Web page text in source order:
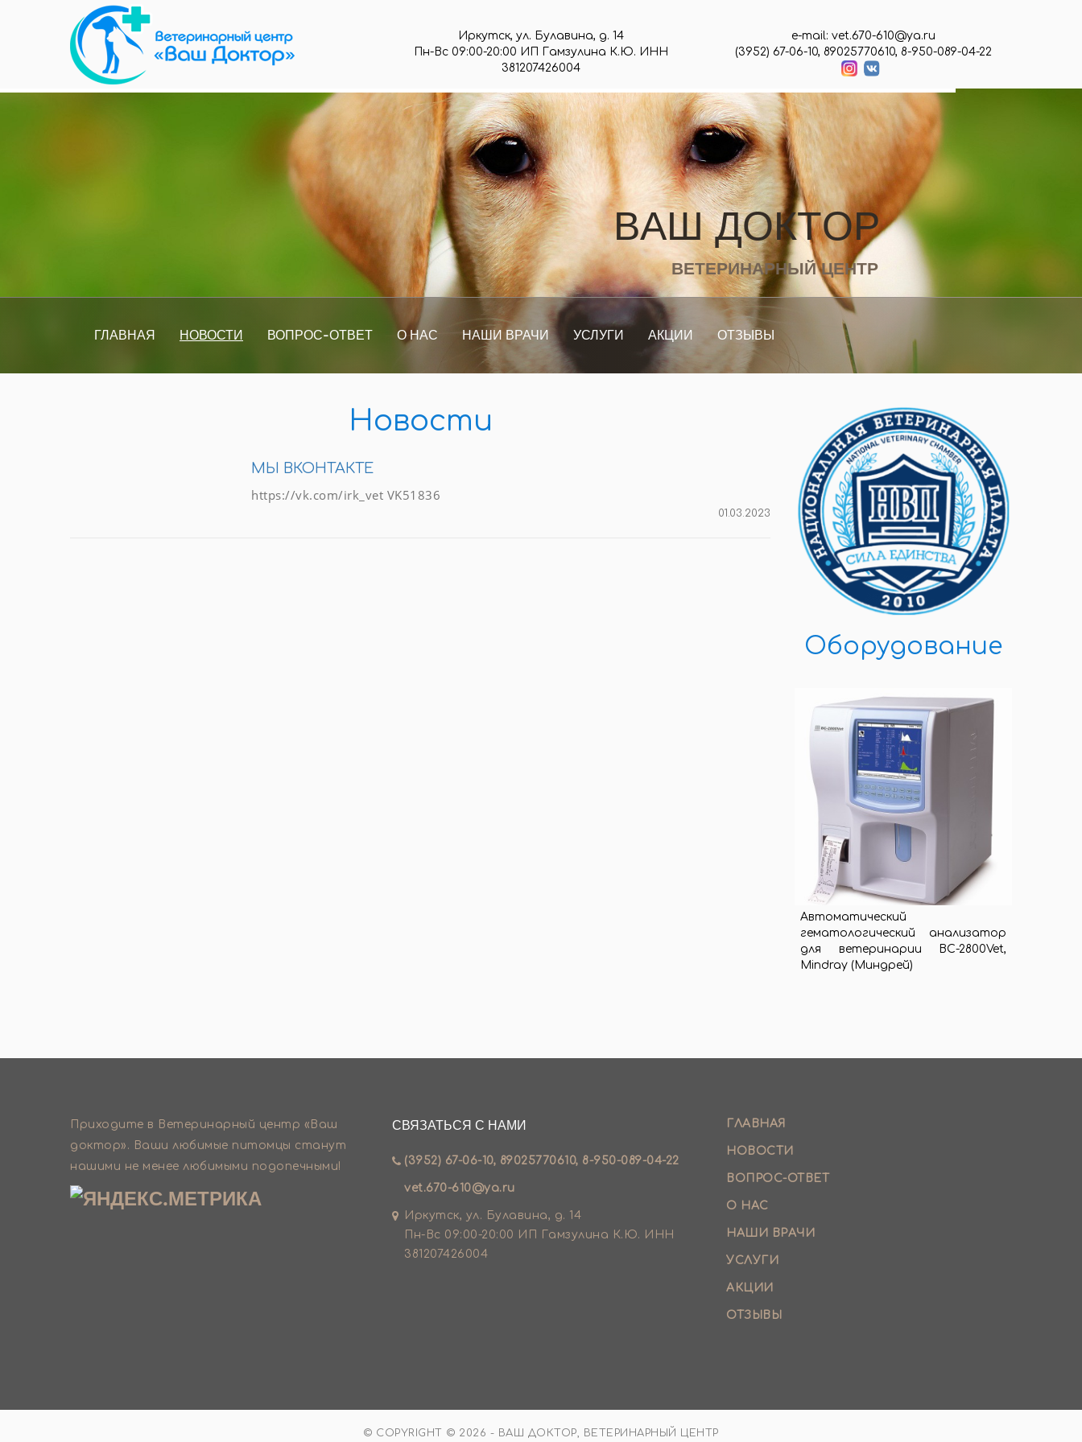
ГЛАВНАЯ НОВОСТИ ВОПРОС-ОТВЕТ О НАС НАШИ ВРАЧИ УСЛУГИ АКЦИИ ОТЗЫВЫ
Иркутск, ул. Булавина, д. 14
Пн-Вс 09:00-20:00 ИП Гамзулина К.Ю. ИНН
381207426004
e-mail: vet.670-610@ya.ru
(3952) 67-06-10, 89025770610, 8-950-089-04-22
ВАШ ДОКТОР
ВЕТЕРИНАРНЫЙ ЦЕНТР
Новости
МЫ ВКОНТАКТЕ
https://vk.com/irk_vet VK51836
01.03.2023
Оборудование
Автоматический
гематологический анализатор
для ветеринарии ВС-2800Vet,
Mindray (Миндрей)
Приходите в Ветеринарный центр «Ваш
доктор». Ваши любимые питомцы станут
нашими не менее любимыми подопечными!
СВЯЗАТЬСЯ С НАМИ
(3952) 67-06-10, 89025770610, 8-950-089-04-22
vet.670-610@ya.ru
Иркутск, ул. Булавина, д. 14
Пн-Вс 09:00-20:00 ИП Гамзулина К.Ю. ИНН
381207426004
ГЛАВНАЯ
НОВОСТИ
ВОПРОС-ОТВЕТ
О НАС
НАШИ ВРАЧИ
УСЛУГИ
АКЦИИ
ОТЗЫВЫ
© COPYRIGHT © 2026 - ВАШ ДОКТОР, ВЕТЕРИНАРНЫЙ ЦЕНТР